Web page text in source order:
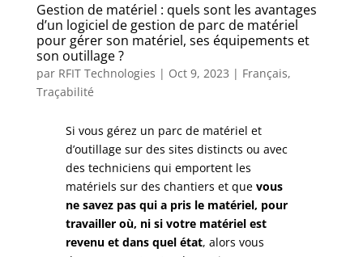
Gestion de matériel : quels sont les avantages
d’un logiciel de gestion de parc de matériel
pour gérer son matériel, ses équipements et
son outillage ?
par RFIT Technologies | Oct 9, 2023 | Français,
Traçabilité
Si vous gérez un parc de matériel et
d’outillage sur des sites distincts ou avec
des techniciens qui emportent les
matériels sur des chantiers et que vous
ne savez pas qui a pris le matériel, pour
travailler où, ni si votre matériel est
revenu et dans quel état, alors vous